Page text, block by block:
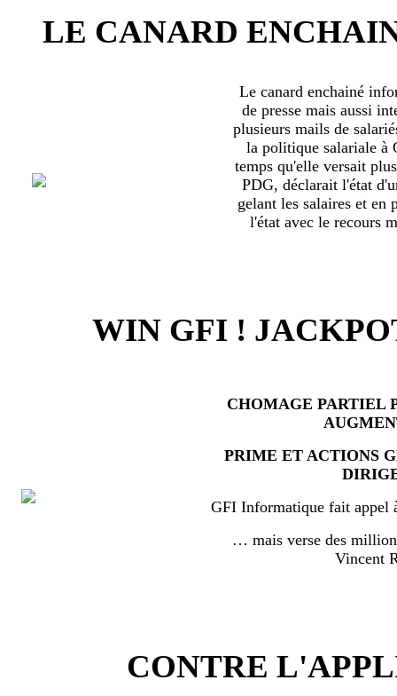
LE CANARD
Le canard enchainé
de presse mais aussi
plusieurs mails de
la politique salariale à
temps qu'elle versait
PDG, déclarait l'état
gelant les salaires et en
l'état avec le recours
WIN GFI !
CHOMAGE PARTIEL
PRIME ET ACTIONS
GFI Informatique fait appel
… mais verse des
Vincent
CONTRE